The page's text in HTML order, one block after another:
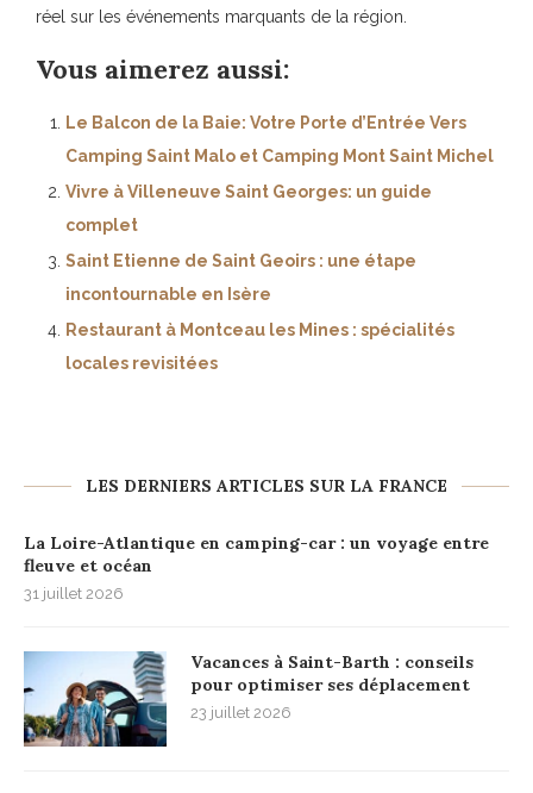
réel sur les événements marquants de la région.
Vous aimerez aussi:
Le Balcon de la Baie: Votre Porte d’Entrée Vers
Camping Saint Malo et Camping Mont Saint Michel
Vivre à Villeneuve Saint Georges: un guide
complet
Saint Etienne de Saint Geoirs : une étape
incontournable en Isère
Restaurant à Montceau les Mines : spécialités
locales revisitées
LES DERNIERS ARTICLES SUR LA FRANCE
La Loire-Atlantique en camping-car : un voyage entre
fleuve et océan
31 juillet 2026
Vacances à Saint-Barth : conseils
pour optimiser ses déplacement
23 juillet 2026